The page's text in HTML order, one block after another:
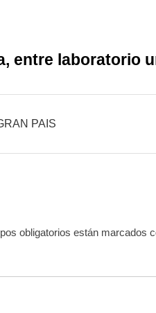
entre laboratorio
PAIS
obligatorios están marcados